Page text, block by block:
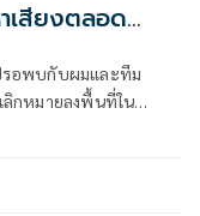
เสียงตลอด
รอพบกับผมและทีม
กหมายลงพื้นที่ใน